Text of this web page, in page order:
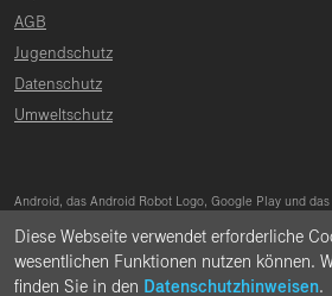
AGB
Jugendschutz
Datenschutz
Umweltschutz
Android, das Android Robot Logo, Google Play und
Apple, das Apple-Logo, Mac, OS X und iPhone sind
USA und weiteren Ländern eingetragen sind.
App Store ist eine Dienstleistungsmarke der Apple Inc.
Microsoft®, Outlook®, Skype for Business®, Windows®
Diese Webseite verwendet erforderliche
wesentlichen Funktionen nutzen können.
finden Sie in den Datenschutzhinweisen.